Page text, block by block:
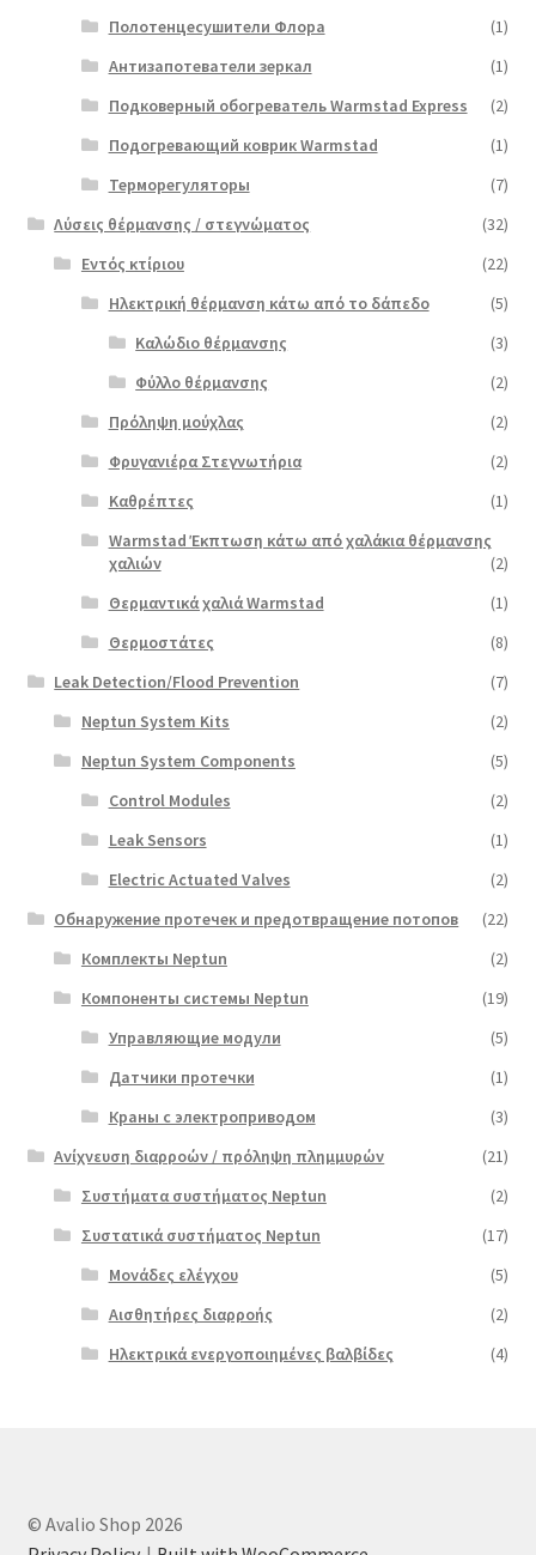
Полотенцесушители Флора
(1)
Антизапотеватели зеркал
(1)
Подковерный обогреватель Warmstad Express
(2)
Подогревающий коврик Warmstad
(1)
Терморегуляторы
(7)
Λύσεις θέρμανσης / στεγνώματος
(32)
Εντός κτίριου
(22)
Ηλεκτρική θέρμανση κάτω από το δάπεδο
(5)
Καλώδιο θέρμανσης
(3)
Φύλλο θέρμανσης
(2)
Πρόληψη μούχλας
(2)
Φρυγανιέρα Στεγνωτήρια
(2)
Καθρέπτες
(1)
Warmstad Έκπτωση κάτω από χαλάκια θέρμανσης
χαλιών
(2)
Θερμαντικά χαλιά Warmstad
(1)
Θερμοστάτες
(8)
Leak Detection/Flood Prevention
(7)
Neptun System Kits
(2)
Neptun System Components
(5)
Control Modules
(2)
Leak Sensors
(1)
Electric Actuated Valves
(2)
Обнаружение протечек и предотвращение потопов
(22)
Комплекты Neptun
(2)
Компоненты системы Neptun
(19)
Управляющие модули
(5)
Датчики протечки
(1)
Краны с электроприводом
(3)
Ανίχνευση διαρροών / πρόληψη πλημμυρών
(21)
Συστήματα συστήματος Neptun
(2)
Συστατικά συστήματος Neptun
(17)
Μονάδες ελέγχου
(5)
Αισθητήρες διαρροής
(2)
Ηλεκτρικά ενεργοποιημένες βαλβίδες
(4)
© Avalio Shop 2026